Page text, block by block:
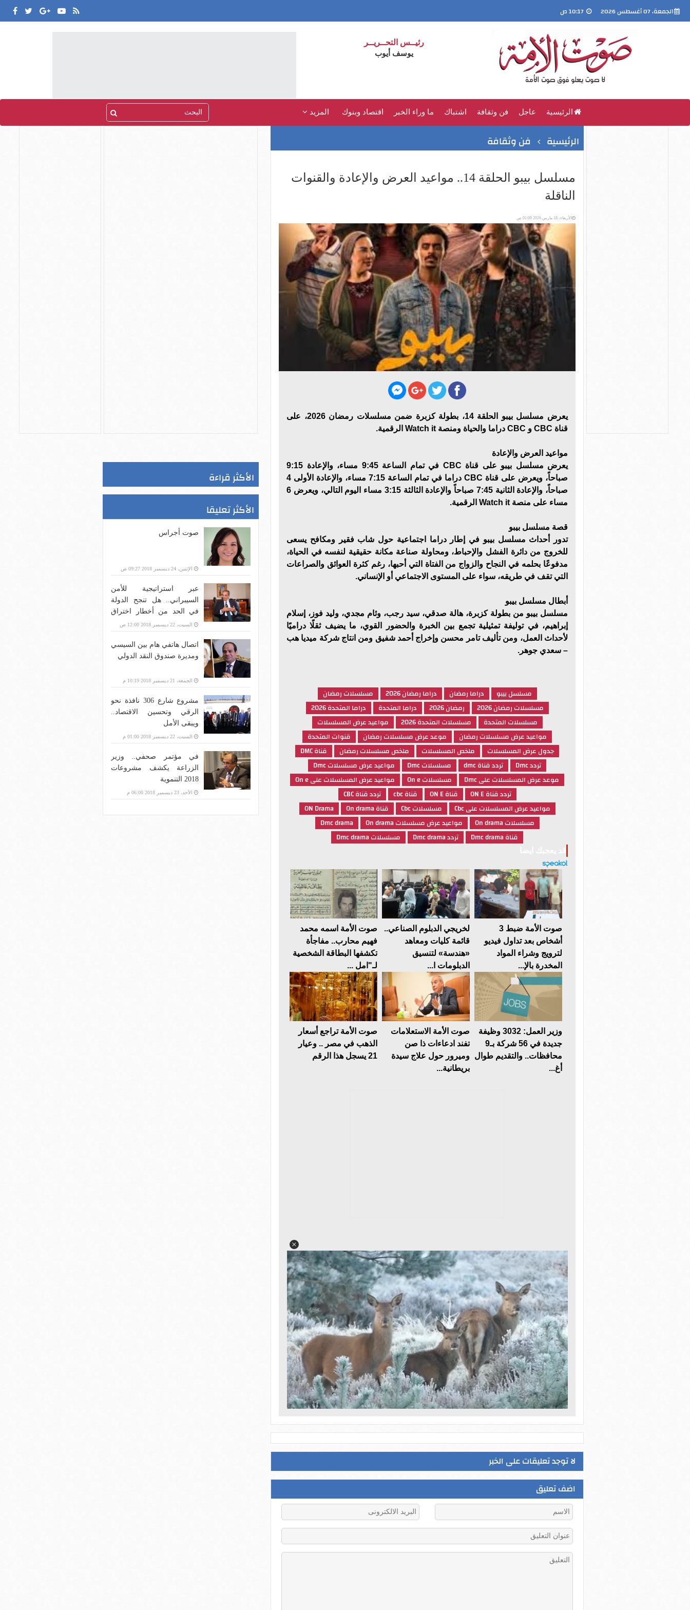
الجمعة، 07 أغسطس 2026
رئيــس التحــريــر
يوسف أيوب
الرئيسية عاجل فن وثقافة اشتباك ما وراء الخبر اقتصاد وبنوك المزيد
الرئيسية فن وثقافة
مسلسل بيبو الحلقة 14.. مواعيد العرض والإعادة والقنوات
الناقلة
الأربعاء، 18 مارس 2026 01:09 ص
يعرض مسلسل بيبو الحلقة 14، بطولة كزبرة ضمن مسلسلات رمضان 2026، على
قناة CBC و CBC دراما والحياة ومنصة Watch it الرقمية.
مواعيد العرض والإعادة
يعرض مسلسل بيبو على قناة CBC في تمام الساعة 9:45 مساء، والإعادة 9:15
صباحاً، ويعرض على قناة CBC دراما في تمام الساعة 7:15 مساء، والإعادة الأولى 4
صباحاً، والإعادة الثانية 7:45 صباحاً والإعادة الثالثة 3:15 مساء اليوم التالي، ويعرض 6
مساء على منصة Watch it الرقمية.
قصة مسلسل بيبو
تدور أحداث مسلسل بيبو في إطار دراما اجتماعية حول شاب فقير ومكافح يسعى
للخروج من دائرة الفشل والإحباط، ومحاولة صناعة مكانة حقيقية لنفسه في الحياة،
مدفوعًا بحلمه في النجاح والزواج من الفتاة التي أحبها، رغم كثرة العوائق والصراعات
التي تقف في طريقه، سواء على المستوى الاجتماعي أو الإنساني.
أبطال مسلسل بيبو
مسلسل بيبو من بطولة كزبرة، هالة صدقي، سيد رجب، وئام مجدي، وليد فوز، إسلام
إبراهيم، في توليفة تمثيلية تجمع بين الخبرة والحضور القوي، ما يضيف ثقلًا دراميًا
لأحداث العمل، ومن تأليف تامر محسن وإخراج أحمد شفيق ومن انتاج شركة ميديا هب
– سعدي جوهر.
مسلسل بيبو دراما رمضان دراما رمضان 2026
مسلسلات رمضان
مسلسلات رمضان 2026
رمضان 2026 دراما المتحدة
دراما المتحدة 2026
مسلسلات المتحدة
مسلسلات المتحدة 2026
مواعيد عرض المسلسلات
مواعيد عرض مسلسلات رمضان
موعد عرض مسلسلات رمضان
قنوات المتحدة
جدول عرض المسلسلات
ملخص المسلسلات ملخص مسلسلات رمضان
قناة DMC
تردد Dmc
تردد قناة dmc مسلسلات Dmc
مواعيد عرض مسلسلات Dmc
موعد عرض المسلسلات على Dmc
مسلسلات On e
مواعيد عرض المسلسلات على On e
تردد قناة ON E
قناة ON E قناة cbc
تردد قناة CBC
مواعيد عرض المسلسلات على Cbc
مسلسلات Cbc قناة On drama
ON Drama
مسلسلات On drama
مواعيد عرض مسلسلات On drama
Dmc drama
قناة Dmc drama
تردد Dmc drama مسلسلات Dmc drama
صوت الأمة ضبط 3
أشخاص بعد تداول فيديو
لترويج وشراء المواد
المخدرة بالإ...
لخريجي الدبلوم الصناعي..
قائمة كليات ومعاهد
«هندسة» لتنسيق
الدبلومات ا...
صوت الأمة اسمه محمد
فهيم محارب.. مفاجأة
تكشفها البطاقة الشخصية
لـ"امل ...
وزير العمل: 3032 وظيفة
جديدة في 56 شركة بـ9
محافظات.. والتقديم طوال
أغ...
صوت الأمة الاستعلامات
تفند ادعاءات ذا صن
وميرور حول علاج سيدة
بريطانية...
صوت الأمة تراجع أسعار
الذهب في مصر .. وعيار
21 يسجل هذا الرقم
لا توجد تعليقات على الخبر
اضف تعليق
الأكثر قراءة
الأكثر تعليقا
صوت أجراس
الإثنين، 24 ديسمبر 2018 09:27 ص
عبر استراتيجية للأمن
السيبراني.. هل تنجح الدولة
في الحد من أخطار اختراق
بنية الاتصالات؟
السبت، 22 ديسمبر 2018 12:00 ص
اتصال هاتفي هام بين السيسي
ومديرة صندوق النقد الدولي
الجمعة، 21 ديسمبر 2018 10:19 م
مشروع شارع 306 نافذة نحو
الرقي وتحسين الاقتصاد..
ويبقى الأمل
السبت، 22 ديسمبر 2018 01:00 م
في مؤتمر صحفي.. وزير
الزراعة يكشف مشروعات
2018 التنموية
الأحد، 23 ديسمبر 2018 06:00 م